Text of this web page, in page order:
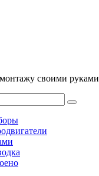
своими руками